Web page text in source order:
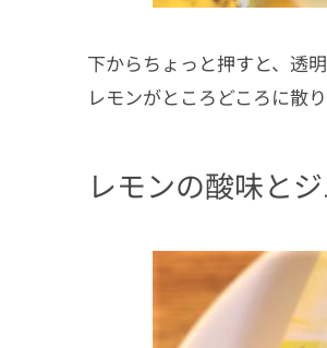
下からちょっと押すと、透
レモンがところどころに散
レモンの酸味と